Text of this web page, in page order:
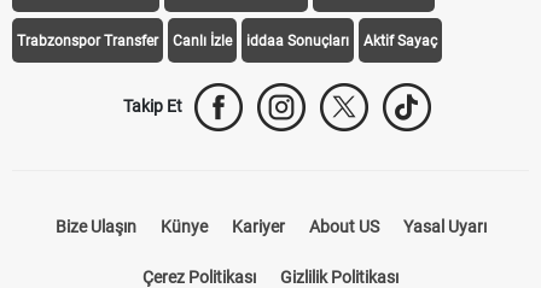
Trabzonspor Transfer Canlı İzle iddaa Sonuçları Aktif Sayaç
Takip Et
Bize Ulaşın Künye Kariyer About US Yasal Uyarı
Çerez Politikası Gizlilik Politikası